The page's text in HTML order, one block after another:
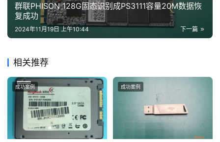
群联PHISON 128G固态识别成PS3111容量20M数据恢
复成功
下一篇
2024年11月19日 上午10:44
相关推荐
成功案例 成功案例